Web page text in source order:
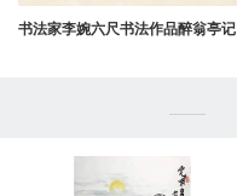
书法家李婉六尺书法作品醉翁亭记